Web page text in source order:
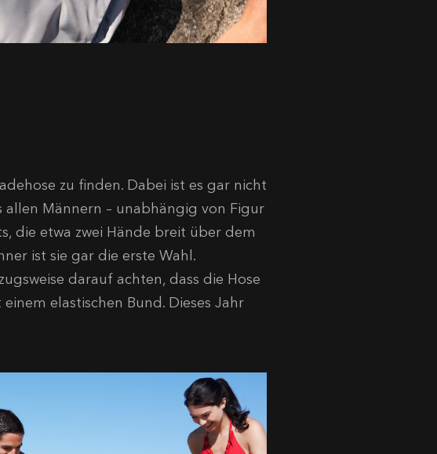
zu finden. Dabei ist es gar nicht
Männern – unabhängig von Figur
die etwa zwei Hände breit über dem
ist sie gar die erste Wahl.
darauf achten, dass die Hose
elastischen Bund. Dieses Jahr